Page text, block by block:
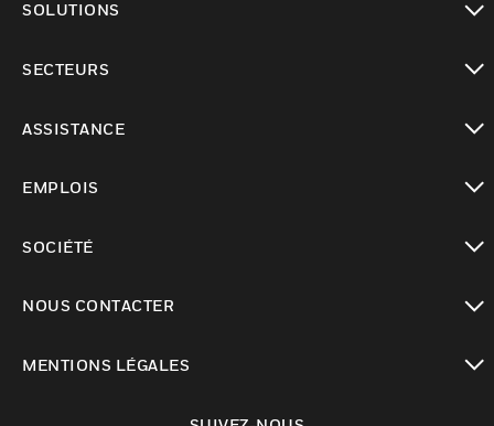
SOLUTIONS
SECTEURS
ASSISTANCE
EMPLOIS
SOCIÉTÉ
NOUS CONTACTER
MENTIONS LÉGALES